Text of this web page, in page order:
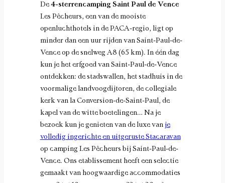
De 4-sterrencamping Saint Paul de Vence
Les Pêcheurs, een van de mooiste
openluchthotels in de PACA-regio, ligt op
minder dan een uur rijden van Saint-Paul-de-
Vence op de snelweg A8 (65 km). In één dag
kun je het erfgoed van Saint-Paul-de-Vence
ontdekken: de stadswallen, het stadhuis in de
voormalige landvoogdijtoren, de collegiale
kerk van la Conversion-de-Saint-Paul, de
kapel van de witte boetelingen… Na je
bezoek kun je genieten van de luxe van je
volledig ingerichte en uitgeruste Stacaravan
op camping Les Pêcheurs bij Saint-Paul-de-
Vence. Ons etablissement heeft een selectie
gemaakt van hoogwaardige accommodaties